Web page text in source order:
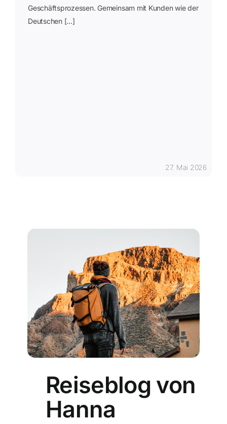
Geschäftsprozessen. Gemeinsam mit Kunden wie der
Deutschen […]
27. Mai 2026
Reiseblog von
Hanna